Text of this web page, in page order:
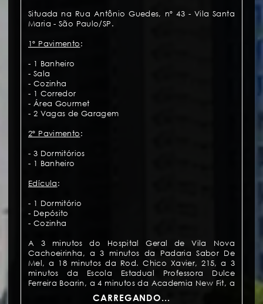
Situada na Rua Antônio Guedes, nº 43 - Vila Santa
Maria - São Paulo/SP.
1º Pavimento:
- 1 Banheiro
- Sala
- Cozinha
- 1 Corredor
- Área Gourmet
- 2 Vagas de Garagem
2º Pavimento:
- 3 Dormitórios
- 1 Banheiro
Edícula:
- 1 Dormitório
- Depósito
- Cozinha
A 3 minutos do Hospital Geral de Vila Nova
Cachoeirinha, a 3 minutos da Padaria Sabor De
Mel, a 18 minutos da Rod. Chico Xavier, 215, a 3
minutos da Escola Estadual Professora Dulce
Ferreira Boarin, a 4 minutos da Academia New Fit, a
3 minutos do Supermercado Violeta.
CARREGANDO...